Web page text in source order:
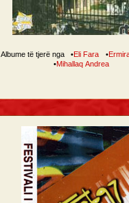
Albume të tjerë nga •Eli Fara •
•Mihallaq Andrea